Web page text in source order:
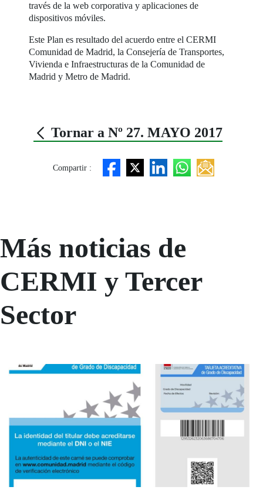
través de la web corporativa y aplicaciones de
dispositivos móviles.
Este Plan es resultado del acuerdo entre el CERMI
Comunidad de Madrid, la Consejería de Transportes,
Vivienda e Infraestructuras de la Comunidad de
Madrid y Metro de Madrid.
Tornar a Nº 27. MAYO 2017
Compartir :
Más noticias de
CERMI y Tercer
Sector